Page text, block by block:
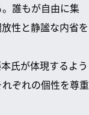
誰もが自由に集
性と静謐な内省を
氏が体現するよう
ぞれの個性を尊重